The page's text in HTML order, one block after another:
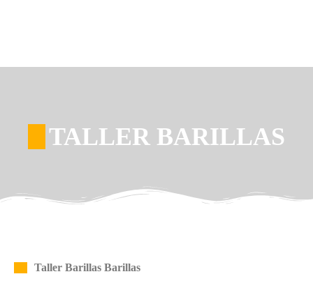
TALLER BARILLAS
Taller Barillas Barillas